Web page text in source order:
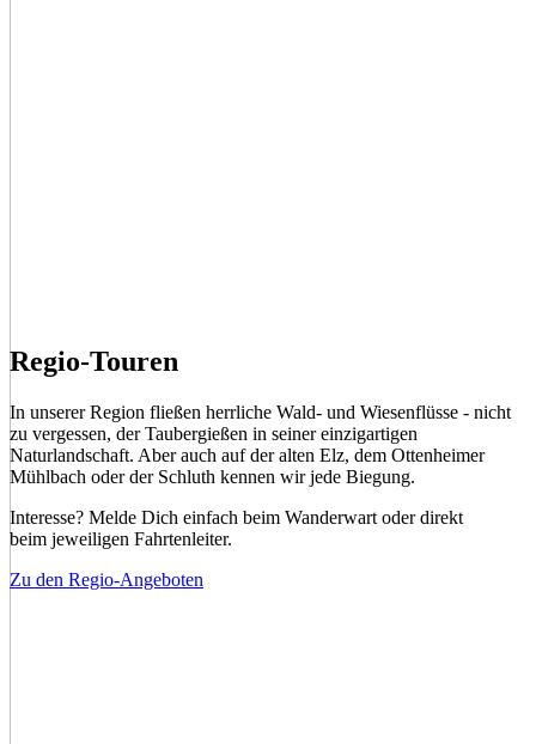
Regio-Touren
In unserer Region fließen herrliche Wald- und Wiesenflüsse - nicht
zu vergessen, der Taubergießen in seiner einzigartigen
Naturlandschaft. Aber auch auf der alten Elz, dem Ottenheimer
Mühlbach oder der Schluth kennen wir jede Biegung.
Interesse? Melde Dich einfach beim Wanderwart oder direkt
beim jeweiligen Fahrtenleiter.
Zu den Regio-Angeboten